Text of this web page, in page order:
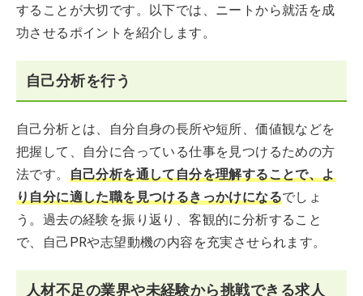
することが大切です。以下では、ニートから就活を成
功させるポイントを紹介します。
自己分析を行う
自己分析とは、自分自身の長所や短所、価値観などを
把握して、自分に合っている仕事を見つけるための方
法です。 自己分析を通して自分を理解することで、よ
り自分に適した職を見つけるきっかけになるでしょ
う。過去の経験を振り返り、客観的に分析すること
で、自己PRや志望動機の内容を充実させられます。
人材不足の業界や未経験から挑戦できる求人